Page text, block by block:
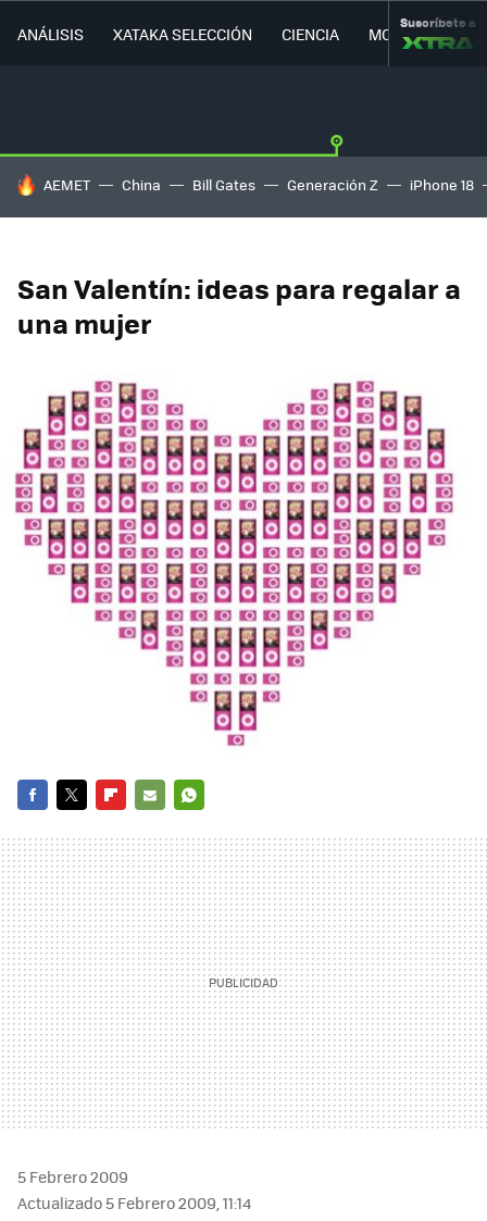
ANÁLISIS XATAKA SELECCIÓN CIENCIA MOVILIDAD
Suscríbete a
HOY SE HABLA DE
AEMET China Bill Gates Generación Z iPhone 18
San Valentín: ideas para regalar a
una mujer
MAIL
5 Febrero 2009
Actualizado 5 Febrero 2009, 11:14